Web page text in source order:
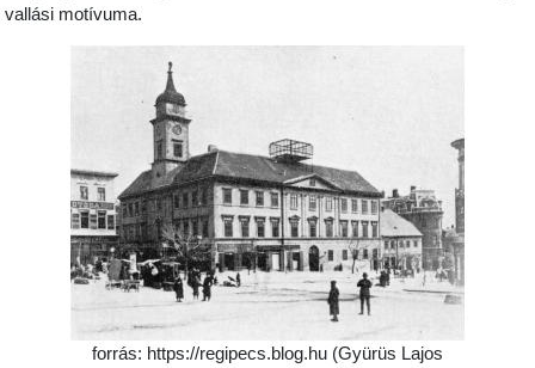
vallási motívuma.
forrás: https://regipecs.blog.hu (Gyürüs Lajos